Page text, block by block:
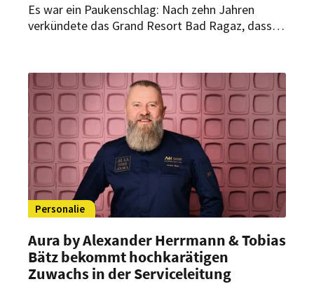
Es war ein Paukenschlag: Nach zehn Jahren
verkündete das Grand Resort Bad Ragaz, dass
doch auf ein Fortsetzung der Zusammenarbeit
einigen.
Personalie
Aura by Alexander Herrmann & Tobias
Bätz bekommt hochkarätigen
Zuwachs in der Serviceleitung